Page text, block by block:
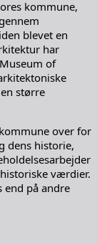
kommune,
blevet en
har
of
større
over for
dens historie,
værdier.
end på andre